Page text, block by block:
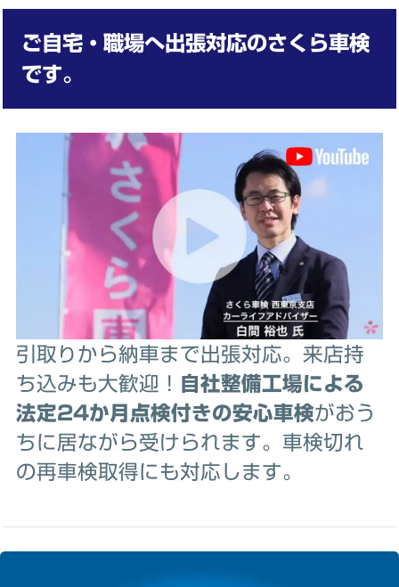
ご自宅・職場へ出張対応のさくら車検
です。
引取りから納車まで出張対応。来店持
ち込みも大歓迎！
自社整備工場による
法定24か月点検付きの安心車検がおう
ちに居ながら受けられます。車検切れ
の再車検取得にも対応します。